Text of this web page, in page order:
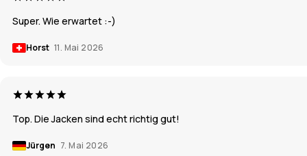
Super. Wie erwartet :-)
Horst 11. Mai 2026
Top. Die Jacken sind echt richtig gut!
Jürgen 7. Mai 2026